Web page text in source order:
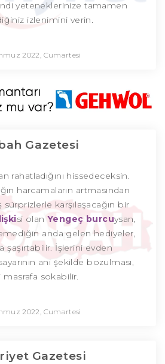
yeteneklerinize tamamen
izlenimini verin.
2022, Cumartesi
Gazetesi
rahatladığını hissedeceksin.
harcamaların artmasından
sürprizlerle karşılaşacağın bir
si olanYengeç burcuysan,
anda gelen hediyeler,
şaşırtabilir. İşlerini evden
ani şekilde bozulması,
masrafa sokabilir.
2022, Cumartesi
Gazetesi